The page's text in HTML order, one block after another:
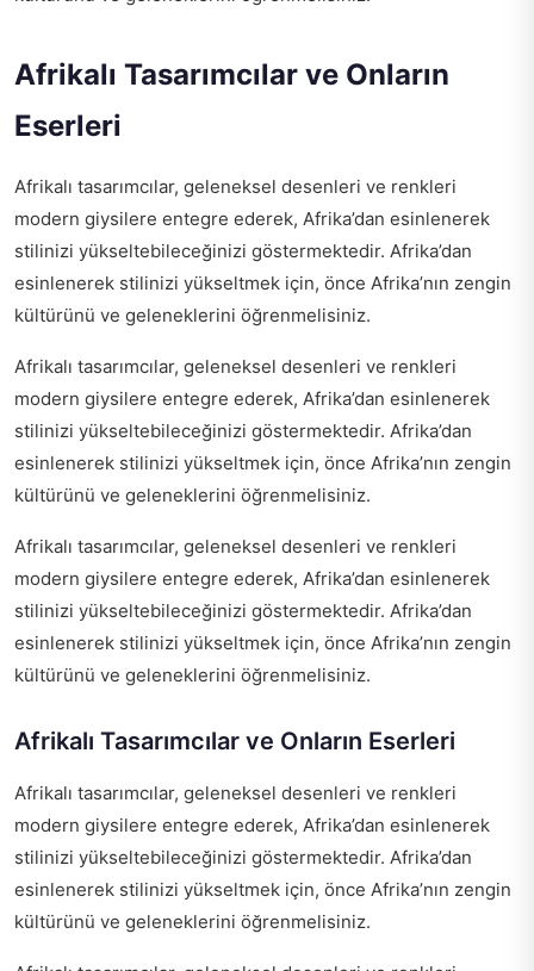
Afrikalı Tasarımcılar ve Onların
Eserleri
Afrikalı tasarımcılar, geleneksel desenleri ve renkleri
modern giysilere entegre ederek, Afrika’dan esinlenerek
stilinizi yükseltebileceğinizi göstermektedir. Afrika’dan
esinlenerek stilinizi yükseltmek için, önce Afrika’nın zengin
kültürünü ve geleneklerini öğrenmelisiniz.
Afrikalı tasarımcılar, geleneksel desenleri ve renkleri
modern giysilere entegre ederek, Afrika’dan esinlenerek
stilinizi yükseltebileceğinizi göstermektedir. Afrika’dan
esinlenerek stilinizi yükseltmek için, önce Afrika’nın zengin
kültürünü ve geleneklerini öğrenmelisiniz.
Afrikalı tasarımcılar, geleneksel desenleri ve renkleri
modern giysilere entegre ederek, Afrika’dan esinlenerek
stilinizi yükseltebileceğinizi göstermektedir. Afrika’dan
esinlenerek stilinizi yükseltmek için, önce Afrika’nın zengin
kültürünü ve geleneklerini öğrenmelisiniz.
Afrikalı Tasarımcılar ve Onların Eserleri
Afrikalı tasarımcılar, geleneksel desenleri ve renkleri
modern giysilere entegre ederek, Afrika’dan esinlenerek
stilinizi yükseltebileceğinizi göstermektedir. Afrika’dan
esinlenerek stilinizi yükseltmek için, önce Afrika’nın zengin
kültürünü ve geleneklerini öğrenmelisiniz.